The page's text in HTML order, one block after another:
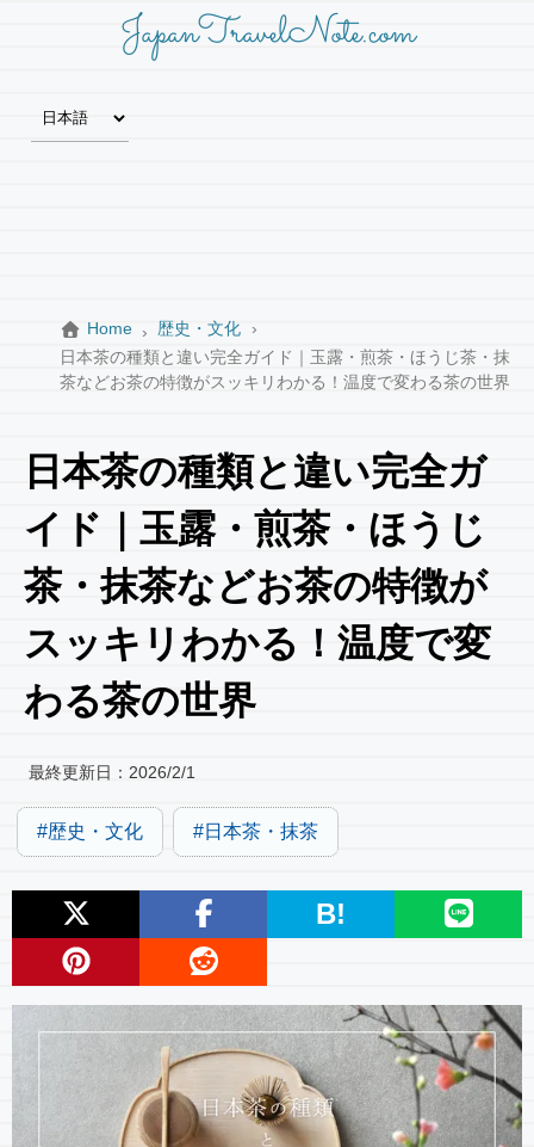
JapanTravelNote.com
Home
歴史・文化
日本茶の種類と違い完全ガイド｜玉露・煎茶・ほうじ茶・抹
茶などお茶の特徴がスッキリわかる！温度で変わる茶の世界
日本茶の種類と違い完全ガ
イド｜玉露・煎茶・ほうじ
茶・抹茶などお茶の特徴が
スッキリわかる！温度で変
わる茶の世界
最終更新日： 2026/2/1
歴史・文化 日本茶・抹茶
B!